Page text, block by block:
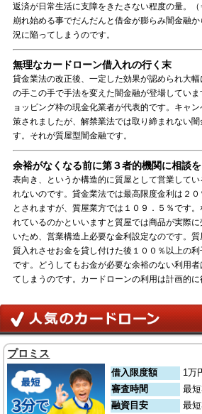
返済が日常生活に支障をきたさない程度の量。
崩れ始める事でだんだんと借金が膨らみ闇金融
況に陥ってしまうのです。
無理なカードローン借入れの行く末
貸金業法の改正後、一定した効果が認められ大
の手この手で手法を変えた闇金融が登場してい
ョッピング枠の現金化業者が代表的です。キャ
策されましたが、解禁業法では取り締まれない
す。それが質屋型闇金融です。
余裕がなくなる前に第３者的機関に相談を
表向き、というか構造的に質屋として営業して
れないのです。貸金業法では最高限度金利は２０
とされますが、質屋業方では１０９．５％です
れているのかといいますと質屋では商品が実際
いため、営業構造上必要な金利設定なのです。
質入れさせお金を貸し付けた後１００％以上の
です。どうしてもお金が必要な余裕のない利用
てしまうのです。カードローンの利用は計画的に
プロミス
借入限度額
1万
審査時間
最
融資目安
最